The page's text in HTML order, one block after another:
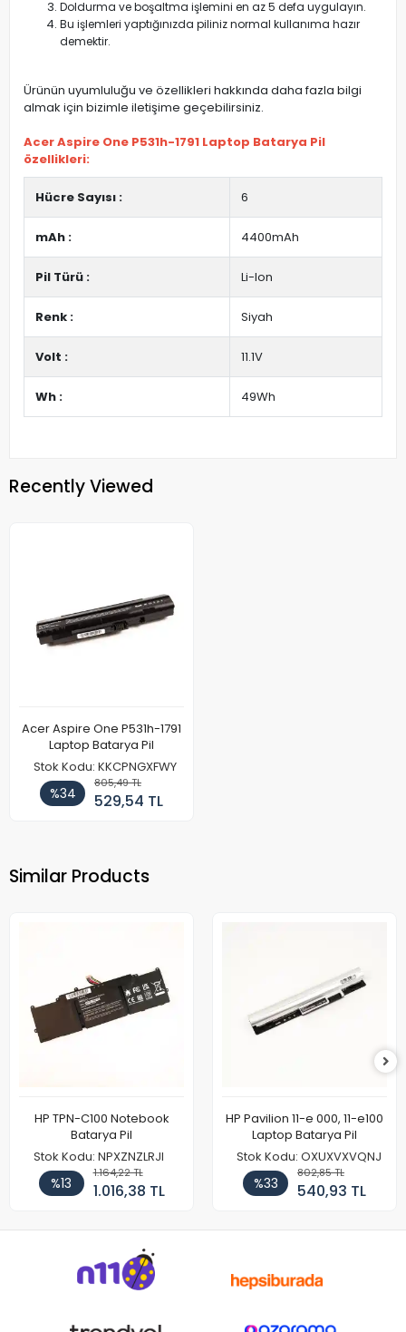
Doldurma ve boşaltma işlemini en az 5 defa uygulayın.
Bu işlemleri yaptığınızda piliniz normal kullanıma hazır
demektir.
Ürünün uyumluluğu ve özellikleri hakkında daha fazla bilgi
almak için bizimle iletişime geçebilirsiniz.
Acer Aspire One P531h-1791 Laptop Batarya Pil
özellikleri:
Hücre Sayısı : 6
mAh : 4400mAh
Pil Türü : Li-Ion
Renk : Siyah
Volt : 11.1V
Wh : 49Wh
Recently Viewed
Acer Aspire One P531h-1791
Laptop Batarya Pil
Stok Kodu: KKCPNGXFWY
%34
805,49 TL
529,54 TL
Similar Products
HP TPN-C100 Notebook
Batarya Pil
Stok Kodu: NPXZNZLRJI
%13
1.164,22 TL
1.016,38 TL
HP Pavilion 11-e 000, 11-e100
Laptop Batarya Pil
Stok Kodu: OXUXVXVQNJ
%33
802,85 TL
540,93 TL